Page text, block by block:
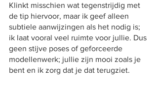
Klinkt misschien wat tegenstrijdig met
de tip hiervoor, maar ik geef alleen
subtiele aanwijzingen als het nodig is;
ik laat vooral veel ruimte voor jullie. Dus
geen stijve poses of geforceerde
modellenwerk; jullie zijn mooi zoals je
bent en ik zorg dat je dat terugziet.